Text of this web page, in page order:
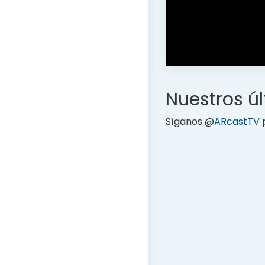
Nuestros
Síganos @ARcastTV